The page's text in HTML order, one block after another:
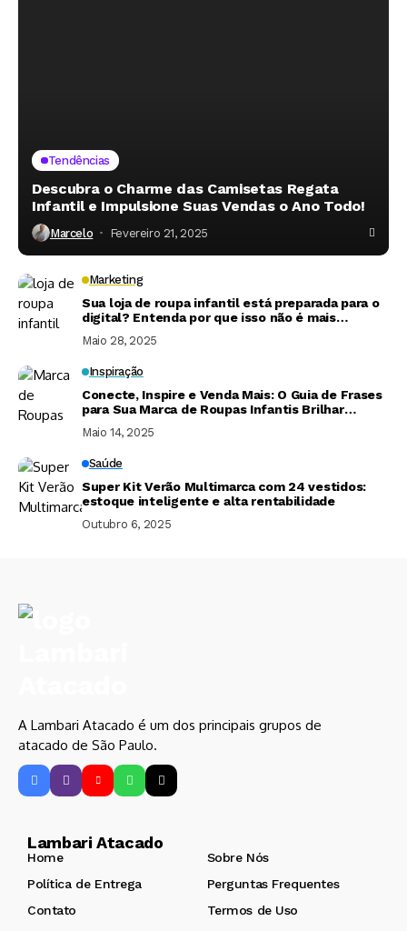
Tendências
Descubra o Charme das Camisetas Regata
Infantil e Impulsione Suas Vendas o Ano Todo!
Marcelo Fevereiro 21, 2025
Marketing
Sua loja de roupa infantil está preparada para o
digital? Entenda por que isso não é mais
Maio 28, 2025
Inspiração
Conecte, Inspire e Venda Mais: O Guia de Frases
para Sua Marca de Roupas Infantis Brilhar
Maio 14, 2025
Saúde
Super Kit Verão Multimarca com 24 vestidos:
estoque inteligente e alta rentabilidade
Outubro 6, 2025
A Lambari Atacado é um dos principais grupos de
atacado de São Paulo.
Lambari Atacado
Home
Sobre Nós
Política de Entrega
Perguntas Frequentes
Contato
Termos de Uso